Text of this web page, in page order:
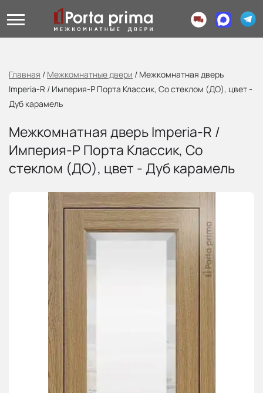
Главная / Межкомнатные двери / Межкомнатная дверь
Imperia-R / Империя-Р Порта Классик, Со стеклом (ДО), цвет -
Дуб карамель
Межкомнатная дверь Imperia-R /
Империя-Р Порта Классик, Со
стеклом (ДО), цвет - Дуб карамель